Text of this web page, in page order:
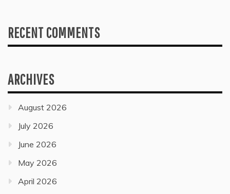
RECENT COMMENTS
ARCHIVES
August 2026
July 2026
June 2026
May 2026
April 2026